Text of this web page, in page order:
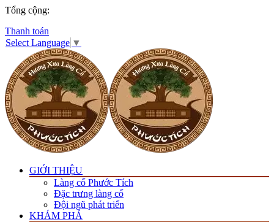
Tổng cộng:
Thanh toán
Select Language ▼
GIỚI THIỆU
Làng cổ Phước Tích
Đặc trưng làng cổ
Đội ngũ phát triển
KHÁM PHÁ